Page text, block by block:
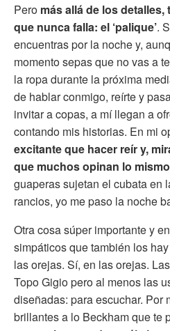
Pero más allá de los
que nunca falla: el ‘palique’.
encuentras por la noche y,
momento sepas que no vas a
la ropa durante la próxima
de hablar conmigo, reírte y
invitar a copas, a mí llegan a
contando mis historias. En mi
excitante que hacer reír y,
que muchos opinan lo
guaperas sujetan el cubata en
rancios, yo me paso la noche
Otra cosa súper importante y
simpáticos que también los
las orejas. Sí, en las orejas.
Topo Gigio pero al menos las
diseñadas: para escuchar. Por
brillantes a lo Beckham que te